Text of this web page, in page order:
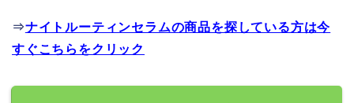
⇒ナイトルーティンセラムの商品を探している方は今
すぐこちらをクリック